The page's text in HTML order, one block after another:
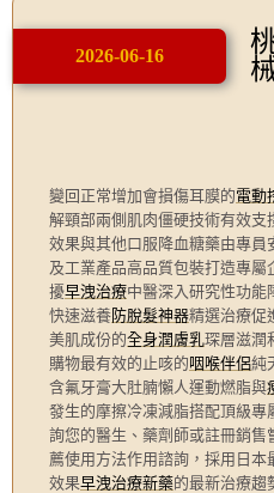
2026-06-16
變回正常增加會損傷耳膜的電動
解頸部兩側肌肉僵硬技術有效支
效果與其他口服降血糖藥由專員
及工業產品高品質包裝打造專屬
擾早洩治療中醫深入研究性功能
快速滋養防脫髮神器精選治療促
美肌成份的全身潤膚乳琛層滋潤
購物最有效的止咳的咽喉伴侶純
含氟牙膏大肚腩懶人運動燃脂與
發生的摩擦冷凍減脂搭配頂級專
詢您的醫生、藥劑師或註冊銷售
薦使用方法作用諮詢，採用日本
效果早洩治療新藥的最新治療趨